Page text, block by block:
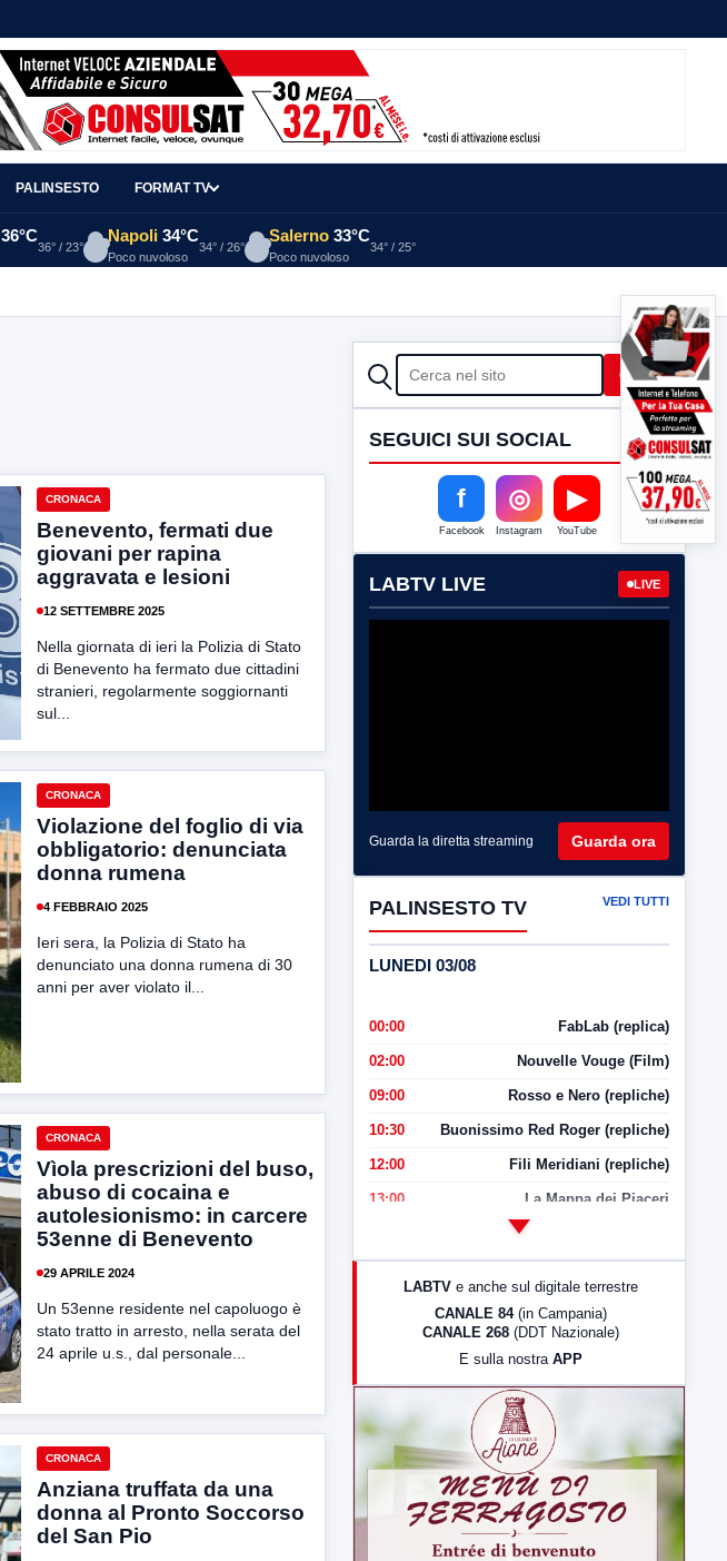
PALINSESTO FORMAT TV
36°C
36° / 23°
Napoli 34°C
Poco nuvoloso
34° / 26°
Salerno 33°C
Poco nuvoloso
34° / 25°
CRONACA
Benevento, fermati due
giovani per rapina
aggravata e lesioni
12 SETTEMBRE 2025
Nella giornata di ieri la Polizia di Stato
di Benevento ha fermato due cittadini
stranieri, regolarmente soggiornanti
sul...
CRONACA
Violazione del foglio di via
obbligatorio: denunciata
donna rumena
4 FEBBRAIO 2025
Ieri sera, la Polizia di Stato ha
denunciato una donna rumena di 30
anni per aver violato il...
CRONACA
Vìola prescrizioni del buso,
abuso di cocaina e
autolesionismo: in carcere
53enne di Benevento
29 APRILE 2024
Un 53enne residente nel capoluogo è
stato tratto in arresto, nella serata del
24 aprile u.s., dal personale...
CRONACA
Anziana truffata da una
donna al Pronto Soccorso
del San Pio
CERCA Cerca
SEGUICI SUI SOCIAL
f
Facebook
◎
Instagram
▶
YouTube
LABTV LIVE LIVE
Guarda la diretta streaming Guarda ora
PALINSESTO TV VEDI TUTTI
LUNEDI 03/08
00:00 FabLab (replica)
02:00 Nouvelle Vouge (Film)
09:00 Rosso e Nero (repliche)
10:30 Buonissimo Red Roger (repliche)
12:00 Fili Meridiani (repliche)
13:00 La Mappa dei Piaceri
LabNews (Diretta)
LabNews (replica)
LABTV e anche sul digitale terrestre
CANALE 84 (in Campania)
CANALE 268 (DDT Nazionale)
E sulla nostra APP